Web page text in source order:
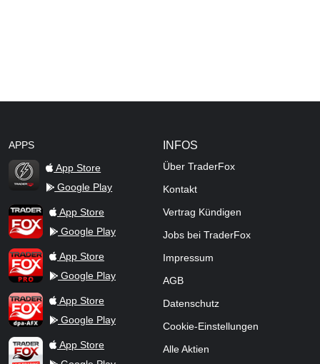
APPS
TraderFox Flash
App Store
Google Play
TraderFox AppApp Store
Google Play
TraderFox ProApp Store
Google Play
TraderFox dpa-AFX ProFeed
App Store
Google Play
TraderFox Live Trading
App Store
INFOS
Über TraderFox
Kontakt
Vertrag Kündigen
Jobs bei TraderFox
Impressum
AGB
Datenschutz
Cookie-Einstellungen
Alle Aktien